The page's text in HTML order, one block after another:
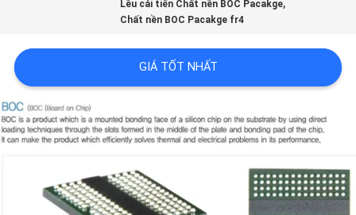
LIÊN
HỆ
CHÚNG
TÔI
Lều cải tiến Chất nền BOC Pacakge
Chất nền BOC Pacakge fr4
GIÁ TỐT NHẤT